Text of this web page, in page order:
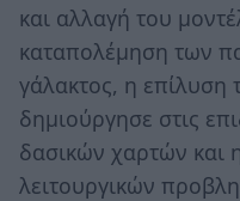
και αλλαγή του
καταπολέμηση των
γάλακτος, η
δημιούργησε στις
δασικών χαρτών και
λειτουργικών